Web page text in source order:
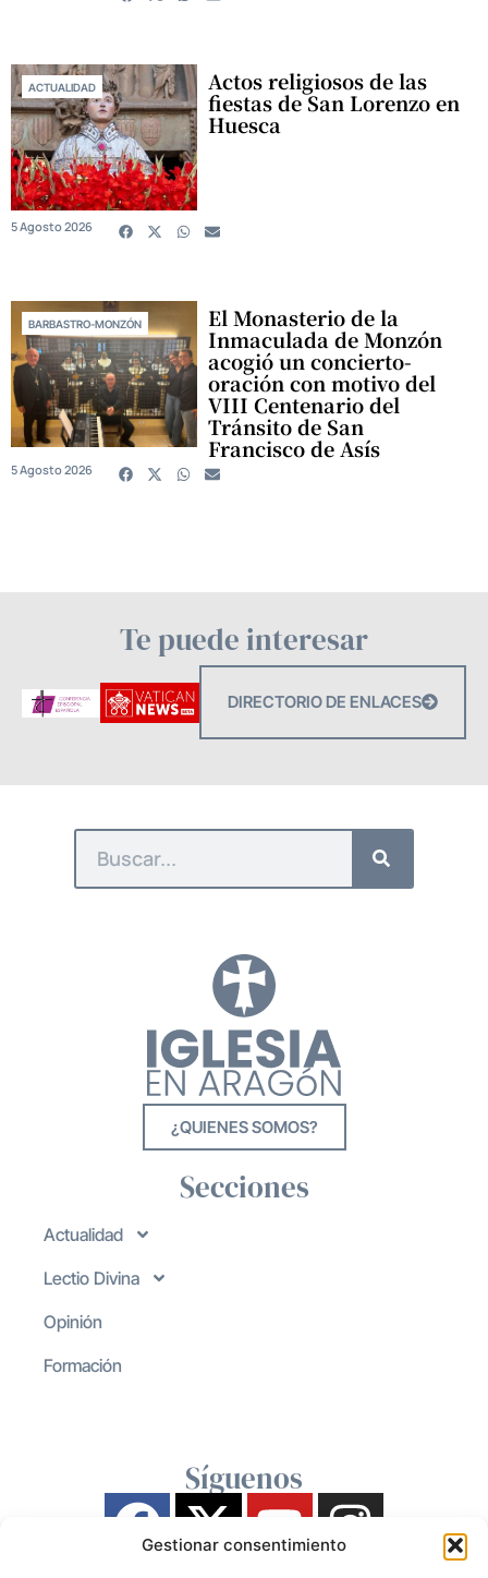
Gestionar consentimiento
ACTUALIDAD Actos religiosos de las
fiestas de San Lorenzo en
Huesca
5 Agosto 2026
BARBASTRO-MONZÓN El Monasterio de la
Inmaculada de Monzón
acogió un concierto-
oración con motivo del
VIII Centenario del
Tránsito de San
Francisco de Asís
5 Agosto 2026
Te puede interesar
DIRECTORIO DE ENLACES
¿QUIENES SOMOS?
Secciones
Actualidad
Lectio Divina
Opinión
Formación
Síguenos